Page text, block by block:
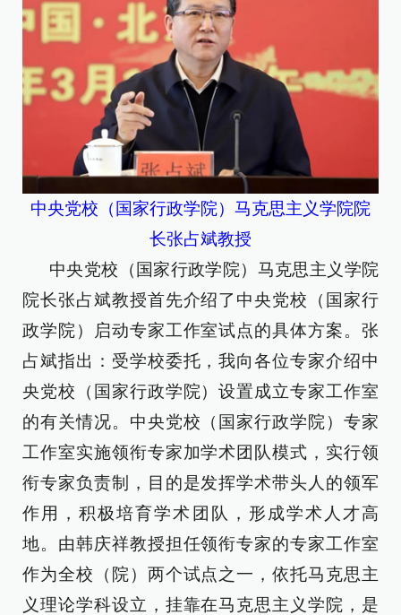
中央党校（国家行政学院）马克思主义学院院
长张占斌教授
中央党校（国家行政学院）马克思主义学院
院长张占斌教授首先介绍了中央党校（国家行
政学院）启动专家工作室试点的具体方案。张
占斌指出：受学校委托，我向各位专家介绍中
央党校（国家行政学院）设置成立专家工作室
的有关情况。中央党校（国家行政学院）专家
工作室实施领衔专家加学术团队模式，实行领
衔专家负责制，目的是发挥学术带头人的领军
作用，积极培育学术团队，形成学术人才高
地。由韩庆祥教授担任领衔专家的专家工作室
作为全校（院）两个试点之一，依托马克思主
义理论学科设立，挂靠在马克思主义学院，是